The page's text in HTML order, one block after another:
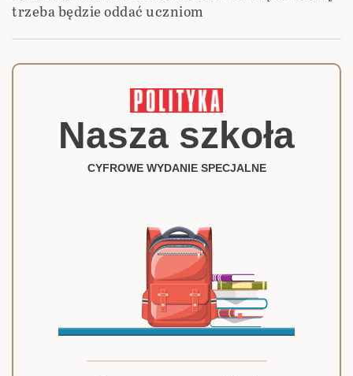
trzeba będzie oddać uczniom
Nasza szkoła
CYFROWE WYDANIE SPECJALNE